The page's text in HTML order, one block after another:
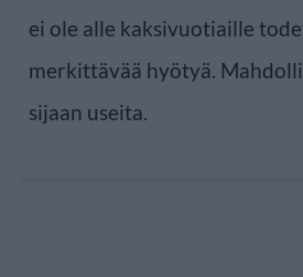
ei ole alle kaksivuotiaille
merkittävää hyötyä.
sijaan useita.